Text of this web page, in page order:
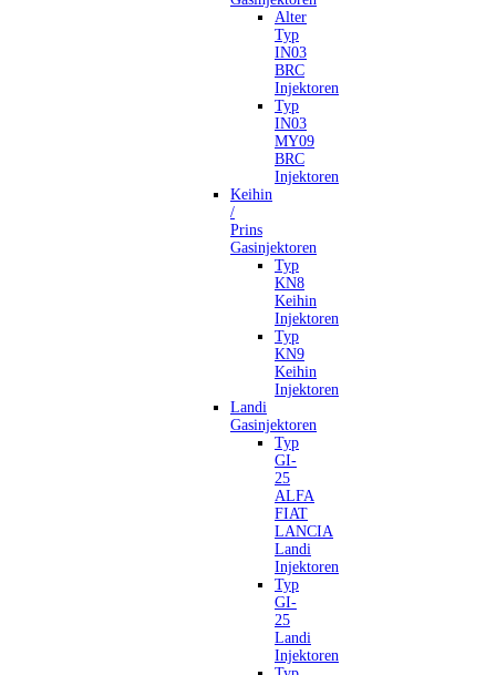
Alter
Typ
IN03
BRC
Injektoren
Typ
IN03
MY09
BRC
Injektoren
Keihin
/
Prins
Gasinjektoren
Typ
KN8
Keihin
Injektoren
Typ
KN9
Keihin
Injektoren
Landi
Gasinjektoren
Typ
GI-
25
ALFA
FIAT
LANCIA
Landi
Injektoren
Typ
GI-
25
Landi
Injektoren